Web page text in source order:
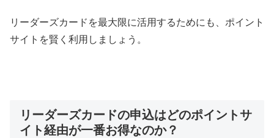
リーダーズカードを最大限に活用するためにも、ポイント
サイトを賢く利用しましょう。
リーダーズカードの申込はどのポイントサ
イト経由が一番お得なのか？